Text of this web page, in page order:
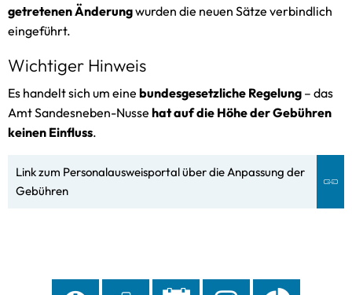
getretenen Änderungwurden die neuen Sätze verbindlich
eingeführt.
Wichtiger Hinweis
Es handelt sich um eine bundesgesetzliche Regelung – das
Amt Sandesneben-Nusse hat auf die Höhe der Gebühren
keinen Einfluss.
Link zum Personalausweisportal über die Anpassung der
Gebühren